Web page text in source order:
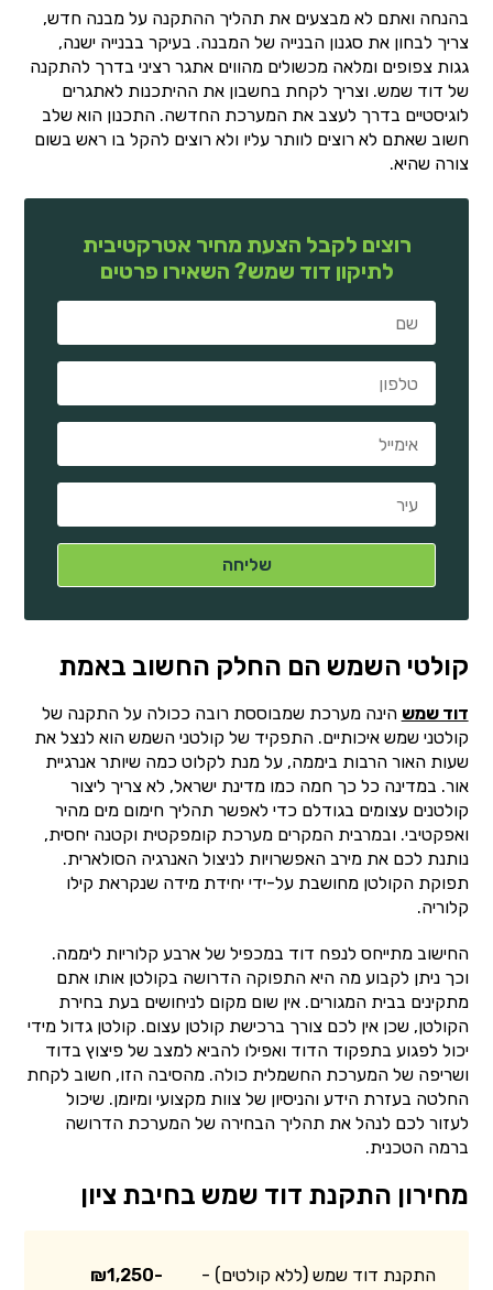
בהנחה ואתם לא מבצעים את תהליך ההתקנה על מבנה חדש,
צריך לבחון את סגנון הבנייה של המבנה. בעיקר בבנייה ישנה,
גגות צפופים ומלאה מכשולים מהווים אתגר רציני בדרך להתקנה
של דוד שמש. וצריך לקחת בחשבון את ההיתכנות לאתגרים
לוגיסטיים בדרך לעצב את המערכת החדשה. התכנון הוא שלב
חשוב שאתם לא רוצים לוותר עליו ולא רוצים להקל בו ראש בשום
צורה שהיא.
רוצים לקבל הצעת מחיר אטרקטיבית
לתיקון דוד שמש? השאירו פרטים
קולטי השמש הם החלק החשוב באמת
דוד שמש הינה מערכת שמבוססת רובה ככולה על התקנה של
קולטני שמש איכותיים. התפקיד של קולטני השמש הוא לנצל את
שעות האור הרבות ביממה, על מנת לקלוט כמה שיותר אנרגיית
אור. במדינה כל כך חמה כמו מדינת ישראל, לא צריך ליצור
קולטנים עצומים בגודלם כדי לאפשר תהליך חימום מים מהיר
ואפקטיבי. ובמרבית המקרים מערכת קומפקטית וקטנה יחסית,
נותנת לכם את מירב האפשרויות לניצול האנרגיה הסולארית.
תפוקת הקולטן מחושבת על-ידי יחידת מידה שנקראת קילו
קלוריה.
החישוב מתייחס לנפח דוד במכפיל של ארבע קלוריות ליממה.
וכך ניתן לקבוע מה היא התפוקה הדרושה בקולטן אותו אתם
מתקינים בבית המגורים. אין שום מקום לניחושים בעת בחירת
הקולטן, שכן אין לכם צורך ברכישת קולטן עצום. קולטן גדול מידי
יכול לפגוע בתפקוד הדוד ואפילו להביא למצב של פיצוץ בדוד
ושריפה של המערכת החשמלית כולה. מהסיבה הזו, חשוב לקחת
החלטה בעזרת הידע והניסיון של צוות מקצועי ומיומן. שיכול
לעזור לכם לנהל את תהליך הבחירה של המערכת הדרושה
ברמה הטכנית.
מחירון התקנת דוד שמש בחיבת ציון
התקנת דוד שמש (ללא קולטים) -
₪1,250-